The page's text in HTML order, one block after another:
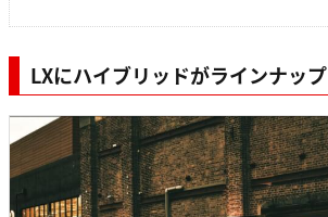
LXにハイブリッドがラインナップ